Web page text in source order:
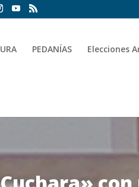
PEDANÍAS Elecciones